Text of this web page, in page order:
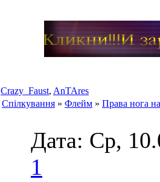
Crazy_Faust, AnTAres
Спілкування » Флейм » Права нога
Дата: Ср,
1